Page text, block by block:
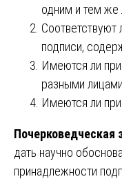
одним и тем же
Соответствуют
подписи,
Имеются ли
разными лицами.
Имеются ли
Почерковедческая
дать научно
принадлежности